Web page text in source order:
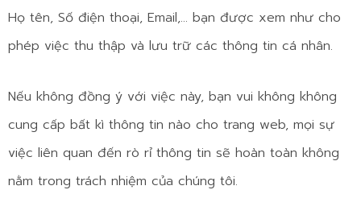
Họ tên, Số điện thoại, Email,… bạn được xem như cho
phép việc thu thập và lưu trữ các thông tin cá nhân.
Nếu không đồng ý với việc này, bạn vui không không
cung cấp bất kì thông tin nào cho trang web, mọi sự
việc liên quan đến rò rỉ thông tin sẽ hoàn toàn không
nằm trong trách nhiệm của chúng tôi.